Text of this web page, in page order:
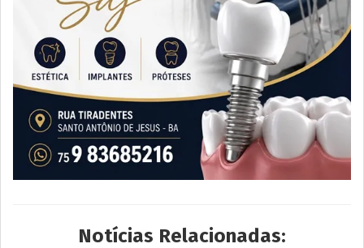
Notícias Relacionadas: